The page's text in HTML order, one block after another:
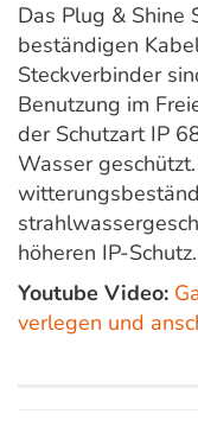
Das Plug & Shine
beständigen
Steckverbinder
Benutzung im
der Schutzart IP
Wasser
höheren IP-Schutz.
Youtube Video:
verlegen und